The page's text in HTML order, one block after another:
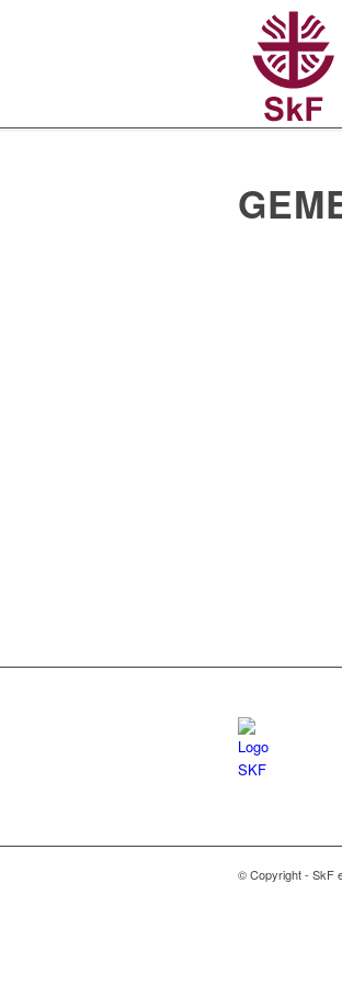
© Copyright - SkF